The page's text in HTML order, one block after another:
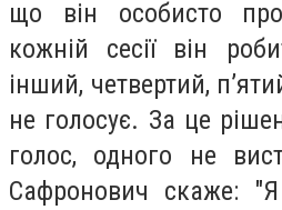
що він особисто
кожній сесії він
інший, четвертий,
не голосує. За це
голос, одного не
Сафронович скаже: